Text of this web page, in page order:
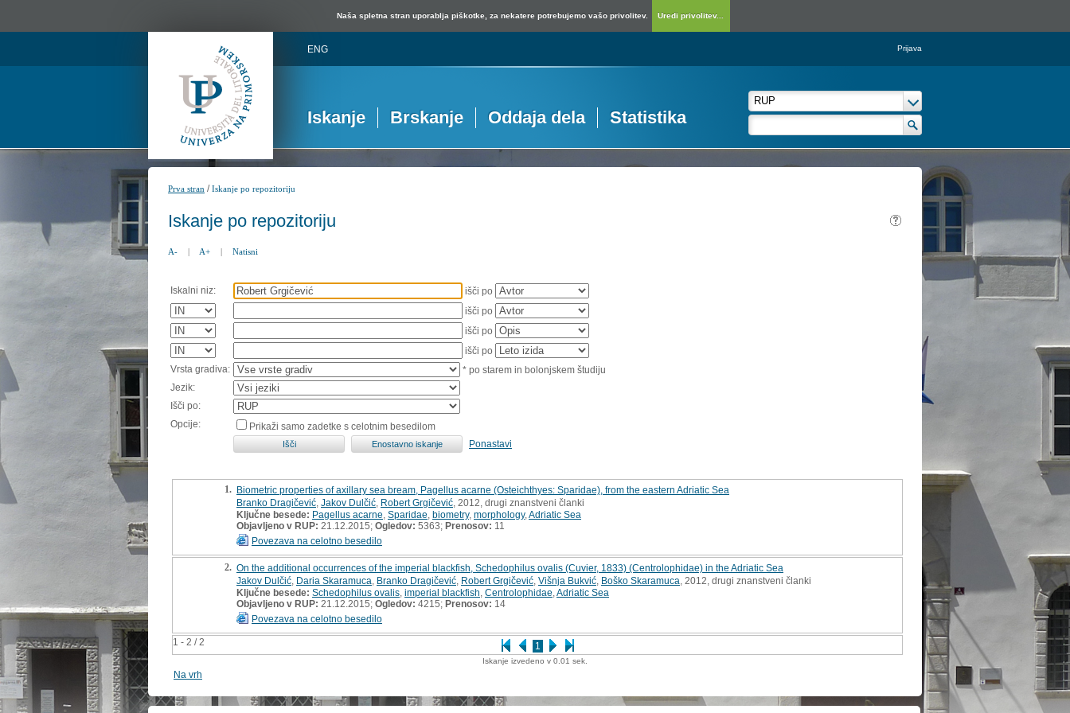
Naša spletna stran uporablja piškotke, za nekatere potrebujemo vašo privolitev. Uredi privolitev...
ENG Prijava
Iskanje Brskanje Oddaja dela Statistika
Prva stran /Iskanje po repozitoriju
Iskanje po repozitoriju
A- | A+ | Natisni
Iskalni niz:
išči po
išči po
išči po
išči po
Vrsta gradiva:
* po starem in bolonjskem študiju
Jezik:
Išči po:
Opcije:
Prikaži samo zadetke s celotnim besedilom
Ponastavi
1 - 2 / 2 1
1. Biometric properties of axillary sea bream, Pagellus acarne (Osteichthyes: Sparidae), from the eastern Adriatic Sea
Branko Dragičević Jakov Dulčić Robert Grgičević , 2012, drugi znanstveni članki
Ključne besede: Pagellus acarne Sparidae biometry, morphology, Adriatic Sea
Objavljeno v RUP: 21.12.2015; Ogledov: 5363; Prenosov: 11
Povezava na celotno besedilo
2. On the additional occurrences of the imperial blackfish, Schedophilus ovalis (Cuvier, 1833) (Centrolophidae) in the Adriatic Sea
Jakov Dulčić Daria Skaramuca Branko Dragičević Robert Grgičević Višnja Bukvić Boško Skaramuca , 2012, drugi znanstveni članki
Ključne besede: Schedophilus ovalis imperial blackfish Centrolophidae Adriatic Sea
Objavljeno v RUP: 21.12.2015; Ogledov: 4215; Prenosov: 14
Povezava na celotno besedilo
Iskanje izvedeno v 0.01 sek.
Na vrh